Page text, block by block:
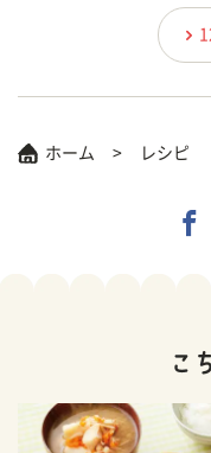
ホーム レシピ